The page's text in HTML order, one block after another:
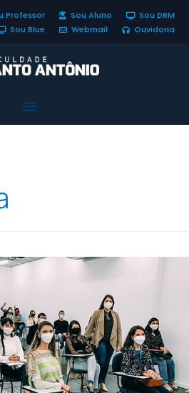
Professor Sou Aluno
Sou DRM
Sou Blue
Webmail Ouvidoria